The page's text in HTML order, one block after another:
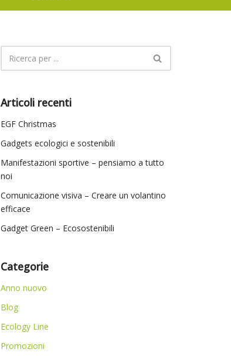
Articoli recenti
EGF Christmas
Gadgets ecologici e sostenibili
Manifestazioni sportive – pensiamo a tutto
noi
Comunicazione visiva – Creare un volantino
efficace
Gadget Green – Ecosostenibili
Categorie
Anno nuovo
Blog
Ecology Line
Promozioni